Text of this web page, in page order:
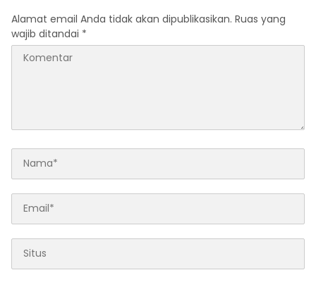
Alamat email Anda tidak akan dipublikasikan. Ruas yang
wajib ditandai *